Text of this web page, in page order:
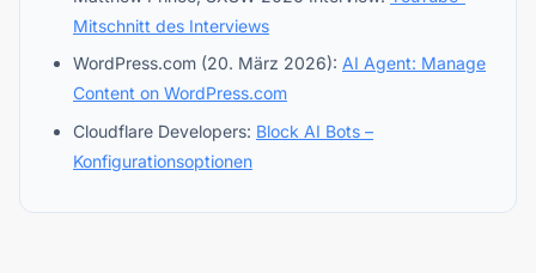
Mitschnitt des Interviews
WordPress.com (20. März 2026): AI Agent: Manage
Content on WordPress.com
Cloudflare Developers: Block AI Bots –
Konfigurationsoptionen